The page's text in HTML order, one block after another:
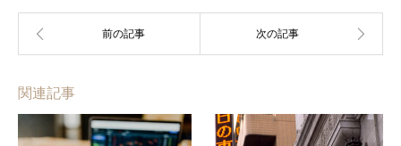
関連記事